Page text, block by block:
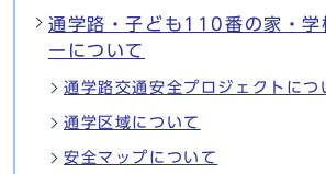
通学路・子ども110番の家・学
ーについて
通学路交通安全プロジェクトにつ
通学区域について
安全マップについて